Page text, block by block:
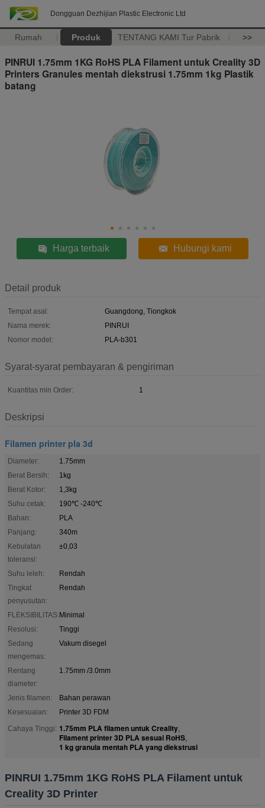
Dongguan Dezhijian Plastic Electronic Ltd
Rumah Produk TENTANG KAMI Tur Pabrik >>
PINRUI 1.75mm 1KG RoHS PLA Filament untuk Creality 3D
Printers Granules mentah diekstrusi 1.75mm 1kg Plastik
batang
Harga terbaik Hubungi kami
Detail produk
Tempat asal:
Guangdong, Tiongkok
Nama merek:
PINRUI
Nomor model:
PLA-b301
Syarat-syarat pembayaran & pengiriman
Kuantitas min Order: 1
Deskripsi
Filamen printer pla 3d
Diameter:
1.75mm
Berat Bersih:
1kg
Berat Kotor:
1,3kg
Suhu cetak:
190℃ -240℃
Bahan:
PLA
Panjang:
340m
Kebulatan
toleransi:
±0,03
Suhu leleh:
Rendah
Tingkat
penyusutan:
Rendah
FLEKSIBILITAS:Minimal
Resolusi:
Tinggi
Sedang
mengemas:
Vakum disegel
Rentang
diameter:
1.75mm /3.0mm
Jenis filamen:
Bahan perawan
Kesesuaian:
Printer 3D FDM
Cahaya Tinggi: 1.75mm PLA filamen untuk Creality,
Filament printer 3D PLA sesuai RoHS,
1 kg granula mentah PLA yang diekstrusi
PINRUI 1.75mm 1KG RoHS PLA Filament untuk
Creality 3D Printer